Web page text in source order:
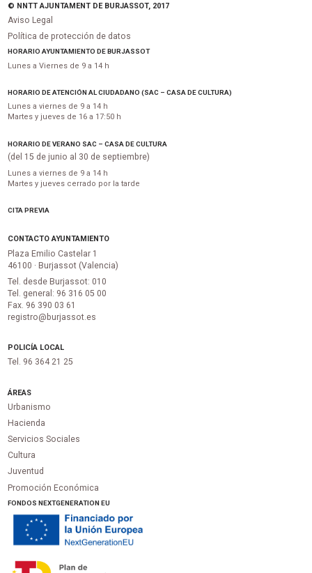
© NNTT AJUNTAMENT DE BURJASSOT, 2017
Aviso Legal
Política de protección de datos
HORARIO AYUNTAMIENTO DE BURJASSOT
Lunes a Viernes de 9 a 14 h
HORARIO DE ATENCIÓN AL CIUDADANO (SAC – CASA DE CULTURA)
Lunes a viernes de 9 a 14 h
Martes y jueves de 16 a 17:50 h
HORARIO DE VERANO SAC – CASA DE CULTURA
(del 15 de junio al 30 de septiembre)
Lunes a viernes de 9 a 14 h
Martes y jueves cerrado por la tarde
CITA PREVIA
CONTACTO AYUNTAMIENTO
Plaza Emilio Castelar 1
46100 · Burjassot (Valencia)
Tel. desde Burjassot: 010
Tel. general: 96 316 05 00
Fax. 96 390 03 61
registro@burjassot.es
POLICÍA LOCAL
Tel. 96 364 21 25
ÁREAS
Urbanismo
Hacienda
Servicios Sociales
Cultura
Juventud
Promoción Económica
FONDOS NEXTGENERATION EU